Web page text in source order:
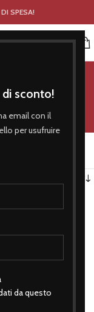
di sconto!
email con il
per usufruire
da questo
SPESA!